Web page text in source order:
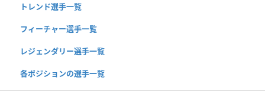
トレンド選手一覧
フィーチャー選手一覧
レジェンダリー選手一覧
各ポジションの選手一覧